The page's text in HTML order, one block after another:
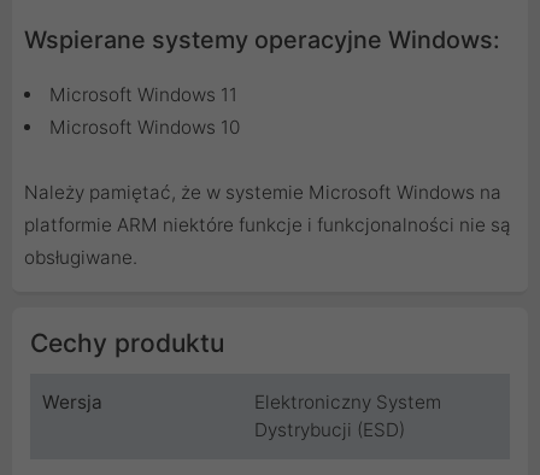
Wspierane systemy operacyjne Windows:
Microsoft Windows 11
Microsoft Windows 10
Należy pamiętać, że w systemie Microsoft Windows na
platformie ARM niektóre funkcje i funkcjonalności nie są
obsługiwane.
Cechy produktu
Wersja
Elektroniczny System
Dystrybucji (ESD)